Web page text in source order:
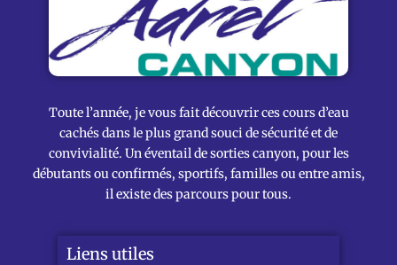
Toute l’année, je vous fait découvrir ces cours d’eau
cachés dans le plus grand souci de sécurité et de
convivialité. Un éventail de sorties canyon, pour les
débutants ou confirmés, sportifs, familles ou entre amis,
il existe des parcours pour tous.
Liens utiles